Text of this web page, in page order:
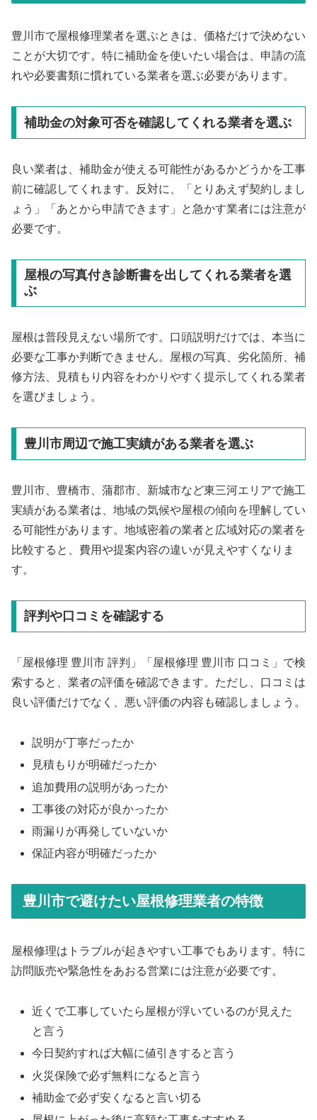
豊川市で屋根修理業者を選ぶときは、価格だけで決めない
ことが大切です。特に補助金を使いたい場合は、申請の流
れや必要書類に慣れている業者を選ぶ必要があります。
補助金の対象可否を確認してくれる業者を選ぶ
良い業者は、補助金が使える可能性があるかどうかを工事
前に確認してくれます。反対に、「とりあえず契約しまし
ょう」「あとから申請できます」と急かす業者には注意が
必要です。
屋根の写真付き診断書を出してくれる業者を選
ぶ
屋根は普段見えない場所です。口頭説明だけでは、本当に
必要な工事か判断できません。屋根の写真、劣化箇所、補
修方法、見積もり内容をわかりやすく提示してくれる業者
を選びましょう。
豊川市周辺で施工実績がある業者を選ぶ
豊川市、豊橋市、蒲郡市、新城市など東三河エリアで施工
実績がある業者は、地域の気候や屋根の傾向を理解してい
る可能性があります。地域密着の業者と広域対応の業者を
比較すると、費用や提案内容の違いが見えやすくなりま
す。
評判や口コミを確認する
「屋根修理 豊川市 評判」「屋根修理 豊川市 口コミ」で検
索すると、業者の評価を確認できます。ただし、口コミは
良い評価だけでなく、悪い評価の内容も確認しましょう。
説明が丁寧だったか
見積もりが明確だったか
追加費用の説明があったか
工事後の対応が良かったか
雨漏りが再発していないか
保証内容が明確だったか
豊川市で避けたい屋根修理業者の特徴
屋根修理はトラブルが起きやすい工事でもあります。特に
訪問販売や緊急性をあおる営業には注意が必要です。
近くで工事していたら屋根が浮いているのが見えた
と言う
今日契約すれば大幅に値引きすると言う
火災保険で必ず無料になると言う
補助金で必ず安くなると言い切る